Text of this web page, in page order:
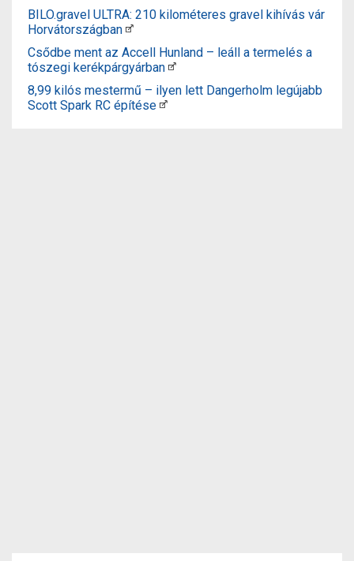
BILO.gravel ULTRA: 210 kilométeres gravel kihívás vár
Horvátországban
Csődbe ment az Accell Hunland – leáll a termelés a
tószegi kerékpárgyárban
8,99 kilós mestermű – ilyen lett Dangerholm legújabb
Scott Spark RC építése